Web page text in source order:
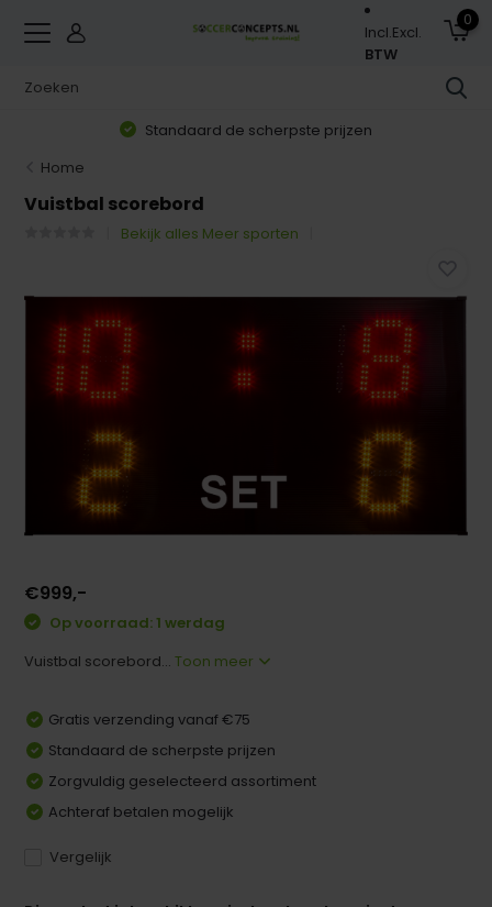
Incl.Excl.
BTW
0
Standaard de scherpste prijzen
Home
Vuistbal scorebord
Bekijk alles Meer sporten
€999,-
Op voorraad: 1 werdag
Vuistbal scorebord...Toon meer
Gratis verzending vanaf €75
Standaard de scherpste prijzen
Zorgvuldig geselecteerd assortiment
Achteraf betalen mogelijk
Vergelijk